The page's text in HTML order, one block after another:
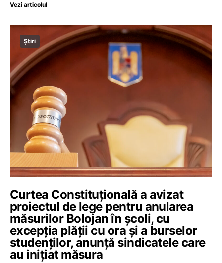
Vezi articolul
Știri
Curtea Constituțională a avizat
proiectul de lege pentru anularea
măsurilor Bolojan în școli, cu
excepția plății cu ora și a burselor
studenților, anunță sindicatele care
au inițiat măsura